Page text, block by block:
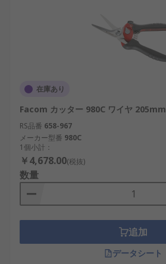
在庫あり
Facom カッター 980C ワイヤ 205mm
RS品番 658-967
メーカー型番 980C
1個小計：
￥4,678.00(税抜)
数量
追加
データシート